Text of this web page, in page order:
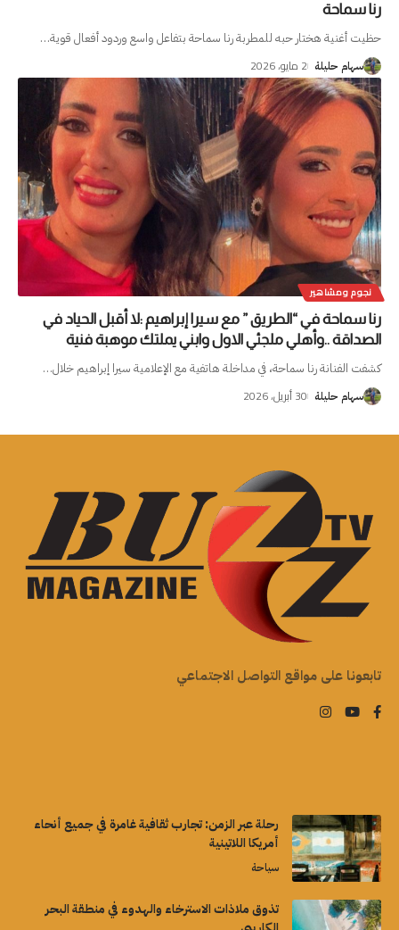
رنا سماحة
حظيت أغنية هختار حبه للمطربة رنا سماحة بتفاعل واسع وردود أفعال قوية…
سهام حليلة 2 مايو، 2026
نجوم ومشاهير
رنا سماحة في “الطريق ” مع سيرا إبراهيم :لا أقبل الحياد في
الصداقة ..وأهلي ملجئي الاول وابني يملتك موهبة فنية
كشفت الفنانة رنا سماحة، في مداخلة هاتفية مع الإعلامية سيرا إبراهيم خلال…
سهام حليلة 30 أبريل، 2026
تابعونا على مواقع التواصل الاجتماعي
رحلة عبر الزمن: تجارب ثقافية غامرة في جميع أنحاء
أمريكا اللاتينية
سياحة
تذوق ملاذات الاسترخاء والهدوء في منطقة البحر